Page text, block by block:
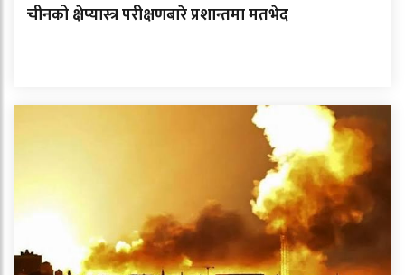
चीनको क्षेप्यास्त्र परीक्षणबारे प्रशान्तमा मतभेद